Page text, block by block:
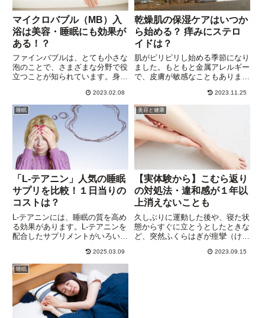
マイクロバブル（MB）入
浴は美容・睡眠にも効果が
ある！？
ファインバブルは、とても小さな
泡のことで、さまざまな分野で役
立つことが知られています。身近
バブル（UFB）シャワーで肌の汚
れを落とす効果が、テレビCMで
も衝撃を与えました。リンナイの
最新の研究によれば、マイクロ...
2023.02.08
乾燥肌の保湿ケアはいつか
ら始める？ 痒みにステロ
イドは？
肌がピリピリし始める季節になり
ました。もともと金属アレルギー
で、皮膚が敏感なこともあります
と、太ももの内側にピリピリとし
た感触があらわれます。毎年、わ
かっていることなので、夏の終わ
りごろから保湿に重点を置いたス
キ...
2023.11.25
睡眠
「L-テアニン」人気の睡眠
サプリを比較！１日当りの
コストは？
L-テアニンには、睡眠の質を高め
る効果があります。L-テアニンを
配合したサプリメントがいろいろ
選べばいいのか迷います。サプリ
を価格だけで決めるのは、ちょっ
と心配！製造工場や他の原材料、
それに配合量も気になります。
2025.03.09
美容と健康
【実体験から】こむら返り
の対処法・違和感が１年以
上消えないことも
久しぶりに運動した後や、寝た状
態からすぐに立とうとしたときな
ど、突然ふくらはぎが痙攣（けい
くることがあります。”こむら返
2023.09.15
睡眠